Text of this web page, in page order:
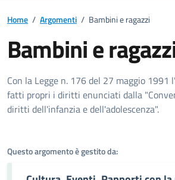
Home / Argomenti / Bambini e ragazzi
Bambini e
Dettagli
Con la Legge n. 176 del 27 maggio
fatti propri i diritti enunciati dalla
diritti dell'infanzia e dell'adolescenza".
Questo argomento è gestito da: